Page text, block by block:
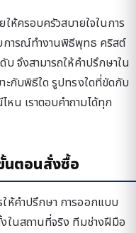
ให้ครอบครัวสบายใจในการ
การณ์ทำงานพิธีพุทธ คริสต์
จึงสามารถให้คำปรึกษาใน
ะกับพิธีใด รูปทรงใดที่ขัดกับ
น เราตอบคำถามได้ทุก
นตอนสั่งซื้อ
ห้คำปรึกษา การออกแบบ
ในสถานที่จริง ทีมช่างฝีมือ